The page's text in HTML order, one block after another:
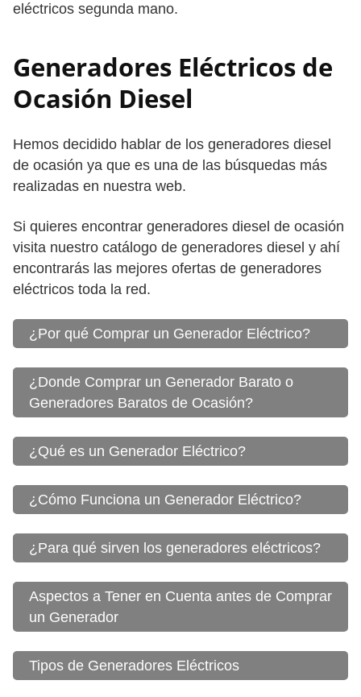
eléctricos segunda mano.
Generadores Eléctricos de
Ocasión Diesel
Hemos decidido hablar de los generadores diesel
de ocasión ya que es una de las búsquedas más
realizadas en nuestra web.
Si quieres encontrar generadores diesel de ocasión
visita nuestro catálogo de generadores diesel y ahí
encontrarás las mejores ofertas de generadores
eléctricos toda la red.
¿Por qué Comprar un Generador Eléctrico?
¿Donde Comprar un Generador Barato o
Generadores Baratos de Ocasión?
¿Qué es un Generador Eléctrico?
¿Cómo Funciona un Generador Eléctrico?
¿Para qué sirven los generadores eléctricos?
Aspectos a Tener en Cuenta antes de Comprar
un Generador
Tipos de Generadores Eléctricos